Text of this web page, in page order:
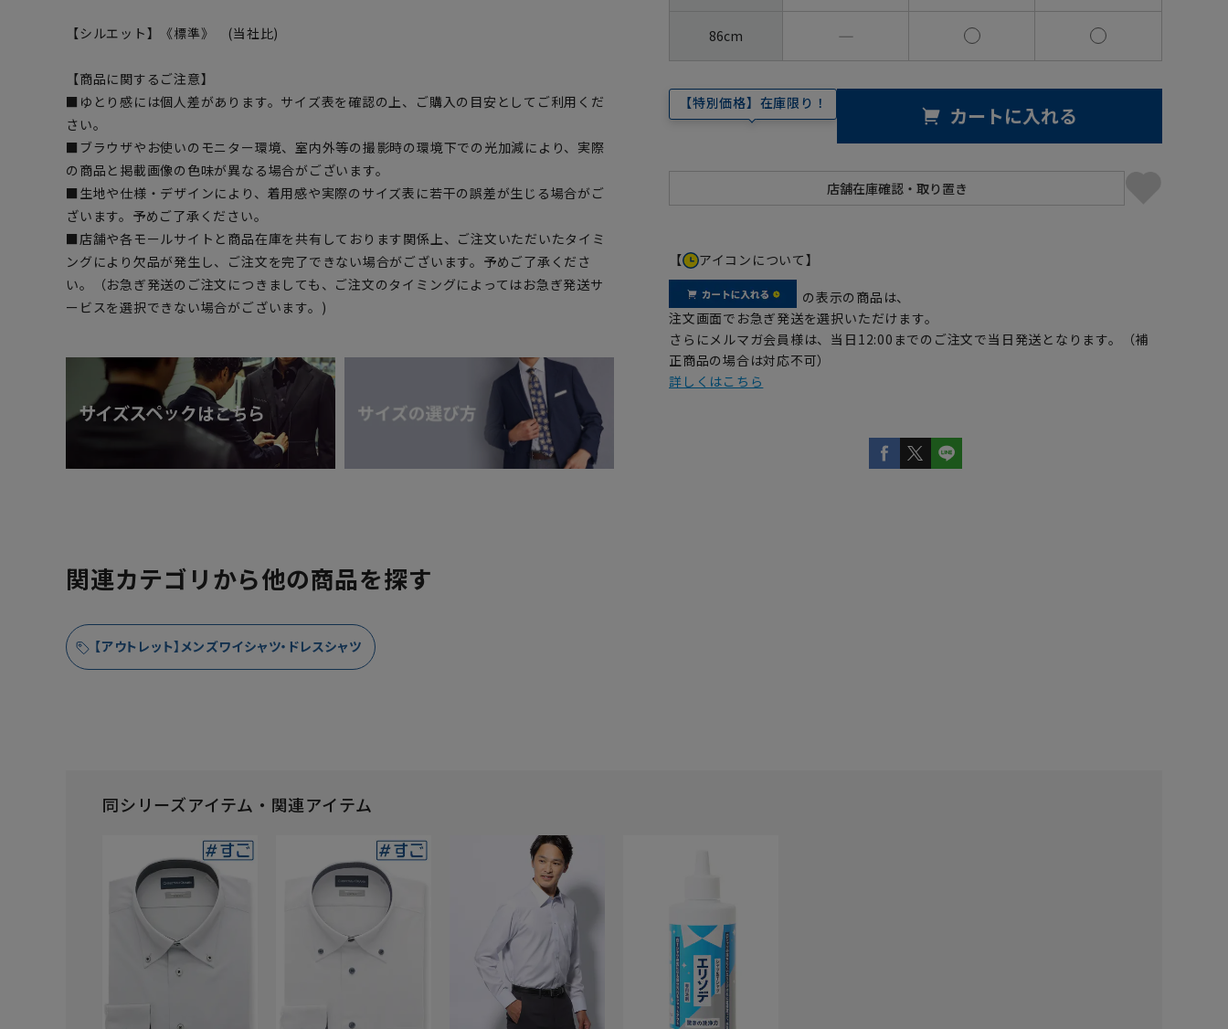
【シルエット】《標準》 (当社比)
【商品に関するご注意】
■ゆとり感には個人差があります。サイズ表を確認の上、ご購入の目安としてご利用くだ
さい。
■ブラウザやお使いのモニター環境、室内外等の撮影時の環境下での光加減により、実際
の商品と掲載画像の色味が異なる場合がございます。
■生地や仕様・デザインにより、着用感や実際のサイズ表に若干の誤差が生じる場合がご
ざいます。予めご了承ください。
■店舗や各モールサイトと商品在庫を共有しております関係上、ご注文いただいたタイミ
ングにより欠品が発生し、ご注文を完了できない場合がございます。予めご了承くださ
い。（お急ぎ発送のご注文につきましても、ご注文のタイミングによってはお急ぎ発送サ
ービスを選択できない場合がございます。)
86cm ―
【特別価格】在庫限り！ カートに入れる
【 アイコンについて】
の表示の商品は、
注文画面でお急ぎ発送を選択いただけます。
さらにメルマガ会員様は、当日12:00までのご注文で当日発送となります。（補
正商品の場合は対応不可）
詳しくはこちら
関連カテゴリから他の商品を探す
【アウトレット】メンズワイシャツ・ドレスシャツ
同シリーズアイテム・関連アイテム